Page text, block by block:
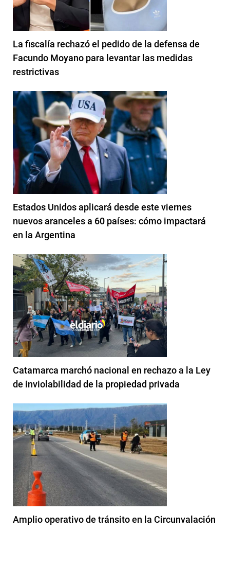
La fiscalía rechazó el pedido de la defensa de
Facundo Moyano para levantar las medidas
restrictivas
Estados Unidos aplicará desde este viernes
nuevos aranceles a 60 países: cómo impactará
en la Argentina
Catamarca marchó nacional en rechazo a la Ley
de inviolabilidad de la propiedad privada
Amplio operativo de tránsito en la Circunvalación